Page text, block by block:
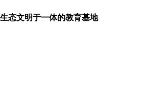
态文明于一体的教育基地